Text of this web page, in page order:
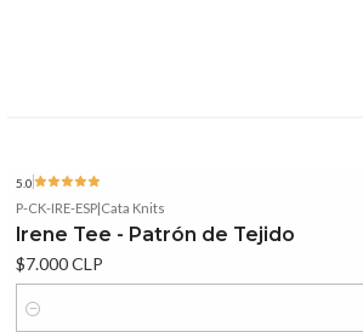
5.0
P-CK-IRE-ESP|Cata Knits
Irene Tee - Patrón de Tejido
$7.000 CLP
Cantidad